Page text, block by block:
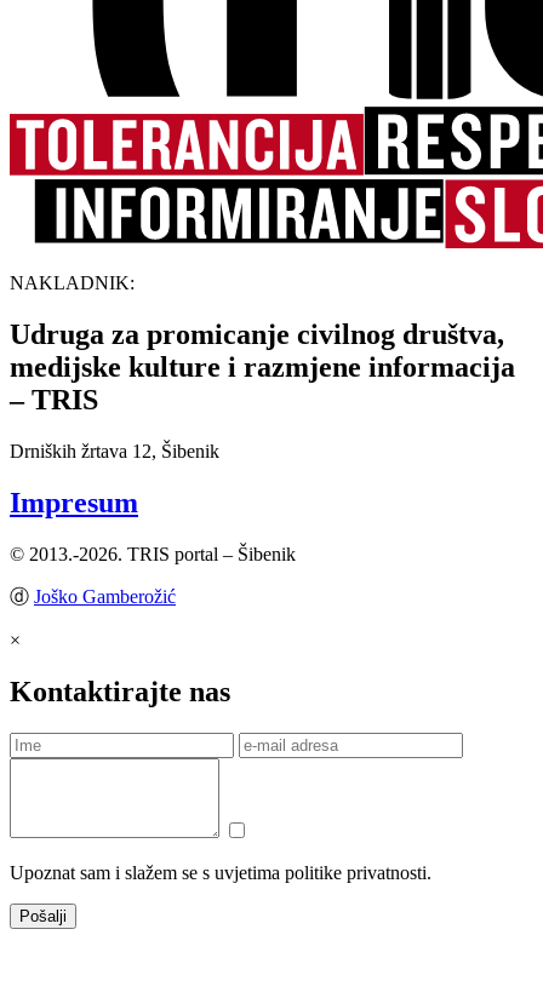
NAKLADNIK:
Udruga za promicanje civilnog društva,
medijske kulture i razmjene informacija
– TRIS
Drniških žrtava 12, Šibenik
Impresum
© 2013.-2026. TRIS portal – Šibenik
ⓓ Joško Gamberožić
×
Kontaktirajte nas
Upoznat sam i slažem se s uvjetima politike privatnosti.
Pošalji